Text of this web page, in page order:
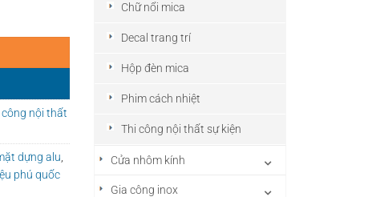
Chữ nổi mica
Decal trang trí
Hộp đèn mica
Phim cách nhiệt
Thi công nội thất sự kiện
Cửa nhôm kính
Gia công inox
công nội thất
dựng alu
phú quốc